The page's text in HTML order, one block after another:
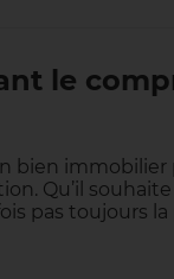
le
bien
Qu’il
pas toujours